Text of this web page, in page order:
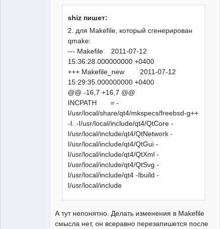
shiz пишет:
2. для Makefile, который сгенерирован
qmake:
--- Makefile 2011-07-12
15:36:28.000000000 +0400
+++ Makefile_new 2011-07-12
15:29:35.000000000 +0400
@@ -16,7 +16,7 @@
INCPATH = -
I/usr/local/share/qt4/mkspecs/freebsd-g++
-I. -I/usr/local/include/qt4/QtCore -
I/usr/local/include/qt4/QtNetwork -
I/usr/local/include/qt4/QtGui -
I/usr/local/include/qt4/QtXml -
I/usr/local/include/qt4/QtSvg -
I/usr/local/include/qt4 -Ibuild -
I/usr/local/include
А тут непонятно. Делать изменения в Makefile
смысла нет, он всеравно перезапишется после